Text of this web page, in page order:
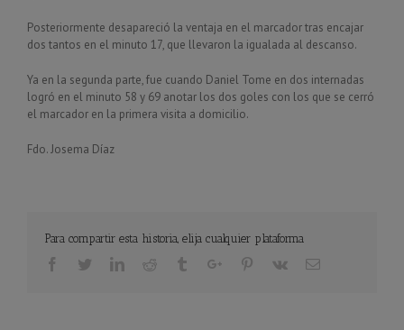
Posteriormente desapareció la ventaja en el marcador tras encajar
dos tantos en el minuto 17, que llevaron la igualada al descanso.
Ya en la segunda parte, fue cuando Daniel Tome en dos internadas
logró en el minuto 58 y 69 anotar los dos goles con los que se cerró
el marcador en la primera visita a domicilio.
Fdo. Josema Díaz
Para compartir esta historia, elija cualquier plataforma
FacebookTwitterLinkedinReddit TumblrGoogle+Pinterest
Vk Email